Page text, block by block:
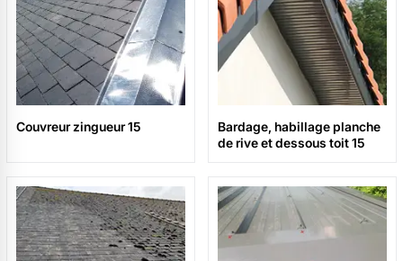
Couvreur zingueur 15
Bardage, habillage planche
de rive et dessous toit 15